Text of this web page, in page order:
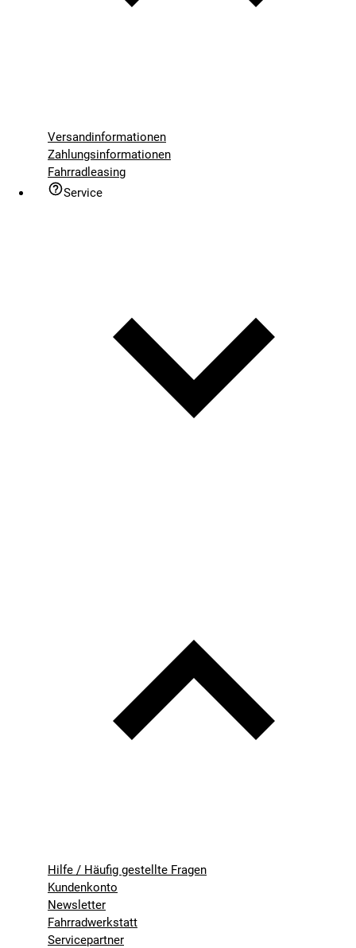
Versandinformationen
Zahlungsinformationen
Fahrradleasing
Service
Hilfe / Häufig gestellte Fragen
Kundenkonto
Newsletter
Fahrradwerkstatt
Servicepartner